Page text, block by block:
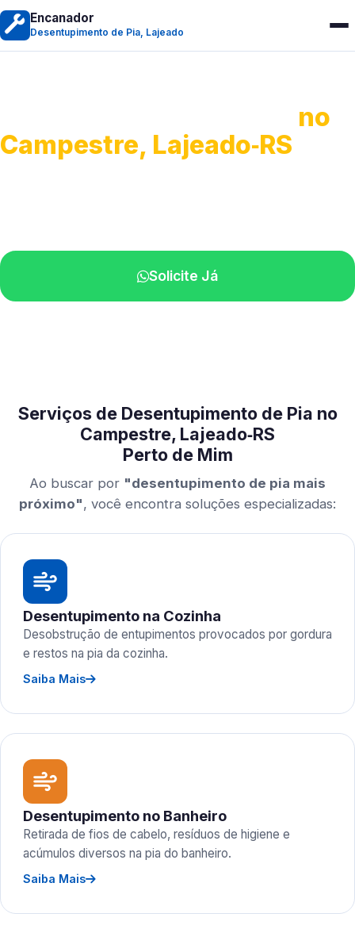
Encanador
Desentupimento de Pia, Lajeado
no
Campestre, Lajeado‑RS
Solicite Já
Serviços de Desentupimento de Pia no
Campestre, Lajeado‑RS
Perto de Mim
Ao buscar por "desentupimento de pia mais
próximo", você encontra soluções especializadas:
Desentupimento na Cozinha
Desobstrução de entupimentos provocados por gordura
e restos na pia da cozinha.
Saiba Mais
Desentupimento no Banheiro
Retirada de fios de cabelo, resíduos de higiene e
acúmulos diversos na pia do banheiro.
Saiba Mais